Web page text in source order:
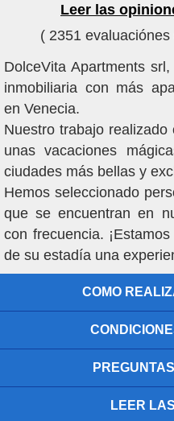
Leer las
( 2351
DolceVita Apartments
inmobiliaria con más
en Venecia.
Nuestro trabajo
unas vacaciones
ciudades más bellas y
Hemos seleccionado
que se encuentran en
con frecuencia.
de su estadía una
COMO
LEER